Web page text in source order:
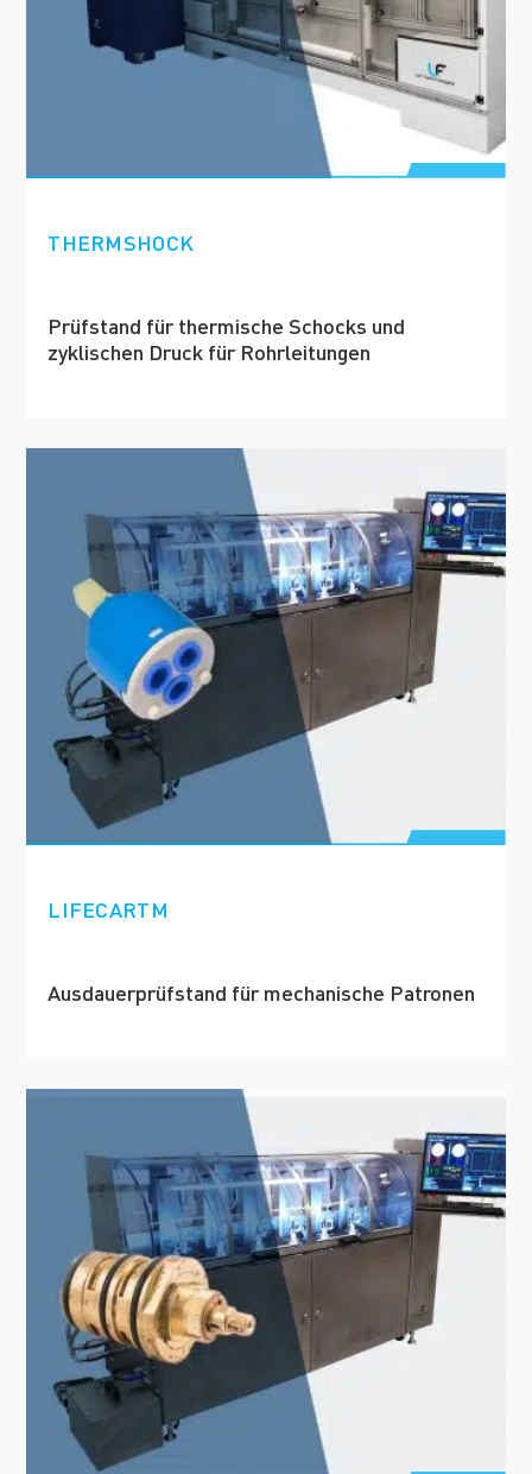
THERMSHOCK
Prüfstand für thermische Schocks und
zyklischen Druck für Rohrleitungen
LIFECARTM
Ausdauerprüfstand für mechanische Patronen